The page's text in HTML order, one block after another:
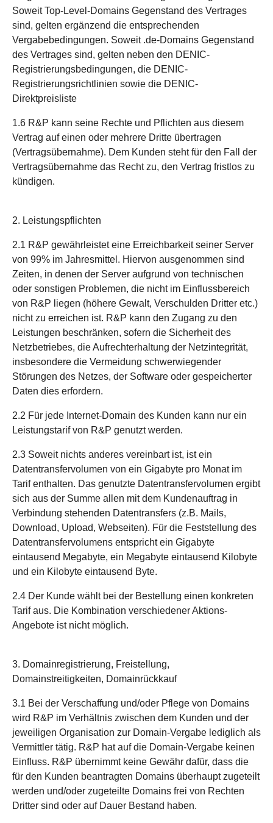
Soweit Top-Level-Domains Gegenstand des Vertrages
sind, gelten ergänzend die entsprechenden
Vergabebedingungen. Soweit .de-Domains Gegenstand
des Vertrages sind, gelten neben den DENIC-
Registrierungsbedingungen, die DENIC-
Registrierungsrichtlinien sowie die DENIC-
Direktpreisliste
1.6 R&P kann seine Rechte und Pflichten aus diesem
Vertrag auf einen oder mehrere Dritte übertragen
(Vertragsübernahme). Dem Kunden steht für den Fall der
Vertragsübernahme das Recht zu, den Vertrag fristlos zu
kündigen.
2. Leistungspflichten
2.1 R&P gewährleistet eine Erreichbarkeit seiner Server
von 99% im Jahresmittel. Hiervon ausgenommen sind
Zeiten, in denen der Server aufgrund von technischen
oder sonstigen Problemen, die nicht im Einflussbereich
von R&P liegen (höhere Gewalt, Verschulden Dritter etc.)
nicht zu erreichen ist. R&P kann den Zugang zu den
Leistungen beschränken, sofern die Sicherheit des
Netzbetriebes, die Aufrechterhaltung der Netzintegrität,
insbesondere die Vermeidung schwerwiegender
Störungen des Netzes, der Software oder gespeicherter
Daten dies erfordern.
2.2 Für jede Internet-Domain des Kunden kann nur ein
Leistungstarif von R&P genutzt werden.
2.3 Soweit nichts anderes vereinbart ist, ist ein
Datentransfervolumen von ein Gigabyte pro Monat im
Tarif enthalten. Das genutzte Datentransfervolumen ergibt
sich aus der Summe allen mit dem Kundenauftrag in
Verbindung stehenden Datentransfers (z.B. Mails,
Download, Upload, Webseiten). Für die Feststellung des
Datentransfervolumens entspricht ein Gigabyte
eintausend Megabyte, ein Megabyte eintausend Kilobyte
und ein Kilobyte eintausend Byte.
2.4 Der Kunde wählt bei der Bestellung einen konkreten
Tarif aus. Die Kombination verschiedener Aktions-
Angebote ist nicht möglich.
3. Domainregistrierung, Freistellung,
Domainstreitigkeiten, Domainrückkauf
3.1 Bei der Verschaffung und/oder Pflege von Domains
wird R&P im Verhältnis zwischen dem Kunden und der
jeweiligen Organisation zur Domain-Vergabe lediglich als
Vermittler tätig. R&P hat auf die Domain-Vergabe keinen
Einfluss. R&P übernimmt keine Gewähr dafür, dass die
für den Kunden beantragten Domains überhaupt zugeteilt
werden und/oder zugeteilte Domains frei von Rechten
Dritter sind oder auf Dauer Bestand haben.